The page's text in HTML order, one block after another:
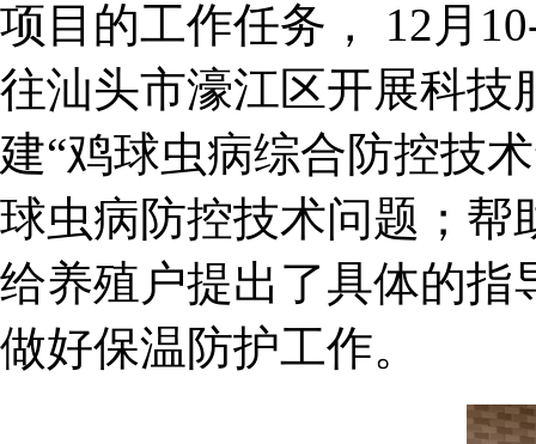
项目的工作任务， 12月
往汕头市濠江区开展科技
建“鸡球虫病综合防控技
球虫病防控技术问题；帮
给养殖户提出了具体的指
做好保温防护工作。